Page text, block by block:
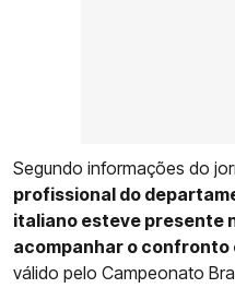
Segundo informações do
profissional do
italiano esteve presente
acompanhar o confronto
válido pelo Campeonato